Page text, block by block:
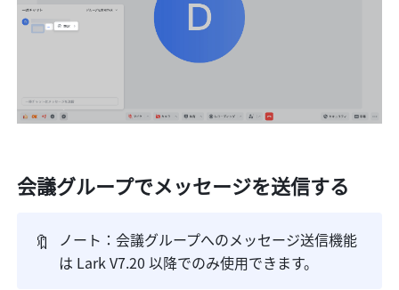
会議グループでメッセージを送信する
🔖
ノート：会議グループへのメッセージ送信機能
は Lark V7.20 以降でのみ使用できます。